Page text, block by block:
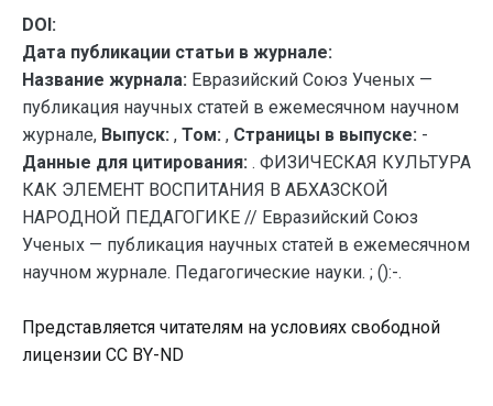
DOI:
Дата публикации статьи в журнале:
Название журнала: Евразийский Союз Ученых —
публикация научных статей в ежемесячном научном
журнале, Выпуск: , Том: , Страницы в выпуске: -
Данные для цитирования: . ФИЗИЧЕСКАЯ КУЛЬТУРА
КАК ЭЛЕМЕНТ ВОСПИТАНИЯ В АБХАЗСКОЙ
НАРОДНОЙ ПЕДАГОГИКЕ // Евразийский Союз
Ученых — публикация научных статей в ежемесячном
научном журнале. Педагогические науки. ; ():-.
Представляется читателям на условиях свободной
лицензии CC BY-ND